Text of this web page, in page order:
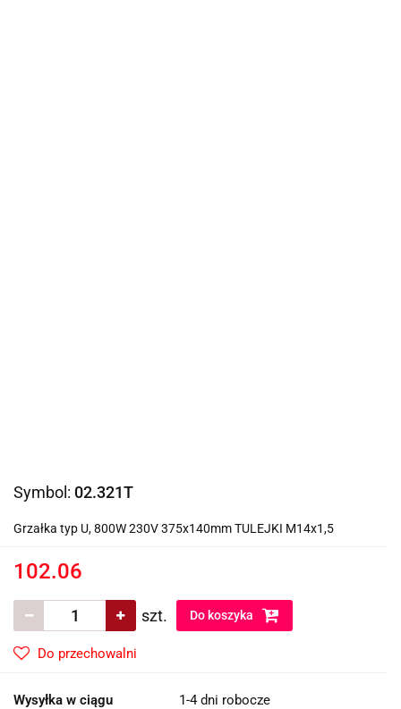
Symbol: 02.321T
Grzałka typ U, 800W 230V 375x140mm TULEJKI M14x1,5
102.06
szt. Do koszyka
Do przechowalni
Wysyłka w ciągu 1-4 dni robocze